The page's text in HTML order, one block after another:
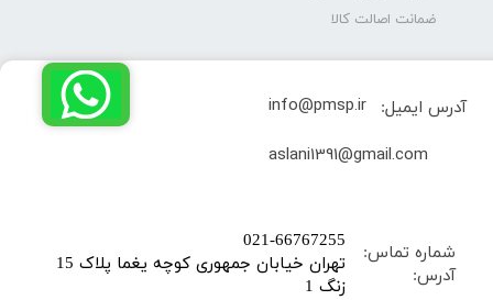
ضمانت اصالت کالا
شماره تماس:
آدرس:
​021-66767255
تهران خیابان جمهوری کوچه یغما پلاک 15
زنگ 1
آدرس ایمیل:
info@pmsp.ir
​aslani1391@gmail.com